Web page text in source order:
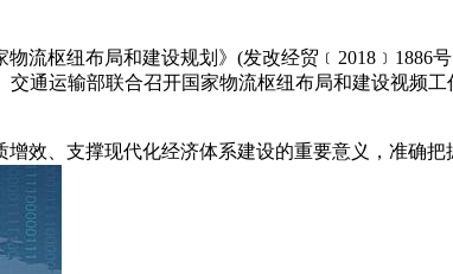
流枢纽布局和建设规划》(发改经贸﹝2018﹞1886
通运输部联合召开国家物流枢纽布局和建设视频
效、支撑现代化经济体系建设的重要意义，准确把